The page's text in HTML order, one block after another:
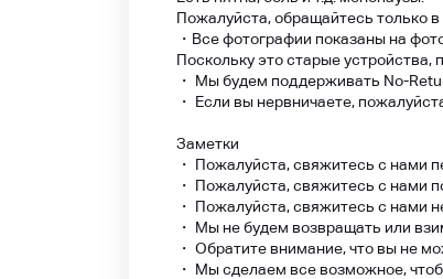
Пожалуйста, обращайтесь только в
・ Все фотографии показаны на
Поскольку это старые устройства,
・ Мы будем поддерживать No-
・ Если вы нервничаете,
Заметки
・ Пожалуйста, свяжитесь с нами
・ Пожалуйста, свяжитесь с нами
・ Пожалуйста, свяжитесь с нами
・ Мы не будем возвращать или
・ Обратите внимание, что вы не
・ Мы сделаем все возможное,